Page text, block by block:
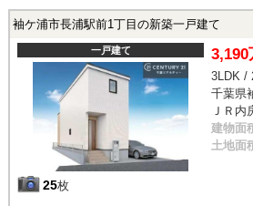
袖ケ浦市長浦駅前1丁目の新築一戸建て
一戸建て
25枚
3,190
3LDK /
千葉県
ＪＲ
建物面
土地面